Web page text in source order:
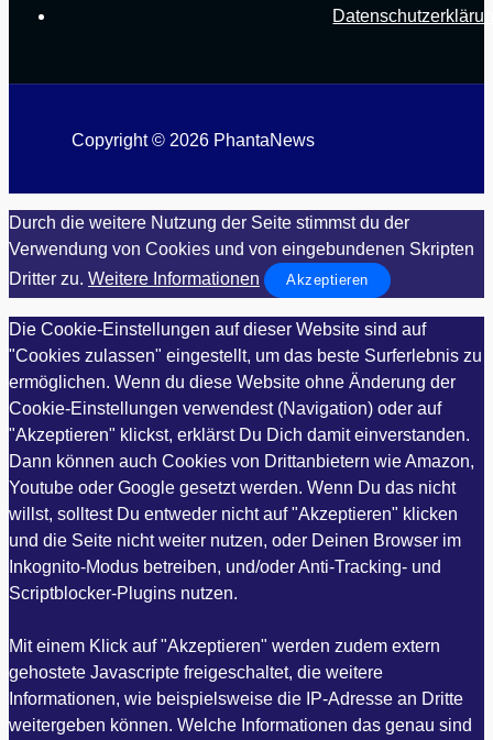
Copyright © 2026 PhantaNews
Durch die weitere Nutzung der Seite stimmst du der
Verwendung von Cookies und von eingebundenen Skripten
Dritter zu. Weitere Informationen Akzeptieren
Die Cookie-Einstellungen auf dieser Website sind auf
"Cookies zulassen" eingestellt, um das beste Surferlebnis zu
ermöglichen. Wenn du diese Website ohne Änderung der
Cookie-Einstellungen verwendest (Navigation) oder auf
"Akzeptieren" klickst, erklärst Du Dich damit einverstanden.
Dann können auch Cookies von Drittanbietern wie Amazon,
Youtube oder Google gesetzt werden. Wenn Du das nicht
willst, solltest Du entweder nicht auf "Akzeptieren" klicken
und die Seite nicht weiter nutzen, oder Deinen Browser im
Inkognito-Modus betreiben, und/oder Anti-Tracking- und
Scriptblocker-Plugins nutzen.
Mit einem Klick auf "Akzeptieren" werden zudem extern
gehostete Javascripte freigeschaltet, die weitere
Informationen, wie beispielsweise die IP-Adresse an Dritte
weitergeben können. Welche Informationen das genau sind